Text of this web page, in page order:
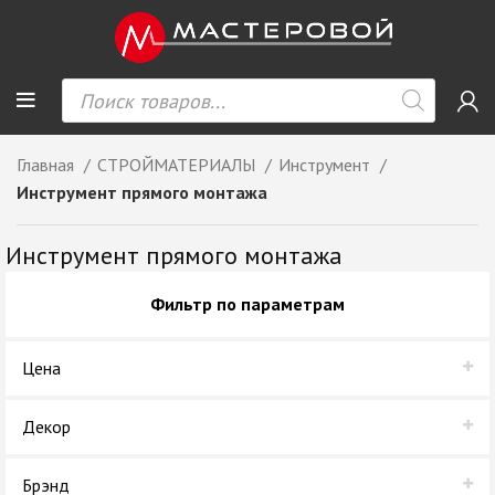
Главная СТРОЙМАТЕРИАЛЫ
Инструмент
Инструмент прямого монтажа
Инструмент прямого монтажа
Фильтр по параметрам
Цена
Декор
Брэнд